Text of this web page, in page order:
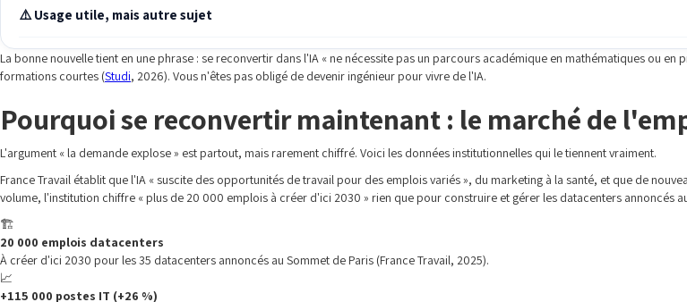
⚠️ Usage utile, mais autre sujet
La bonne nouvelle tient en une phrase : se reconvertir dans l'IA « ne nécessite pas un parcours académique en mathématiques ou
formations courtes (Studi, 2026). Vous n'êtes pas obligé de devenir ingénieur pour vivre de l'IA.
Pourquoi se reconvertir maintenant : le marché de
L'argument « la demande explose » est partout, mais rarement chiffré. Voici les données institutionnelles qui le tiennent vraiment.
France Travail établit que l'IA « suscite des opportunités de travail pour des emplois variés », du marketing à la santé, et que de
volume, l'institution chiffre « plus de 20 000 emplois à créer d'ici 2030 » rien que pour construire et gérer les datacenters annoncés
🏗️
20 000 emplois datacenters
À créer d'ici 2030 pour les 35 datacenters annoncés au Sommet de Paris (France Travail, 2025).
📈
+115 000 postes IT (+26 %)